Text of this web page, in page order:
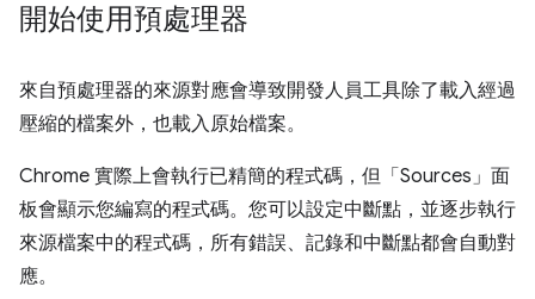
開始使用預處理器
來自預處理器的來源對應會導致開發人員工具除了載入經過
壓縮的檔案外，也載入原始檔案。
Chrome 實際上會執行已精簡的程式碼，但「Sources」 面
板會顯示您編寫的程式碼。您可以設定中斷點，並逐步執行
來源檔案中的程式碼，所有錯誤、記錄和中斷點都會自動對
應。